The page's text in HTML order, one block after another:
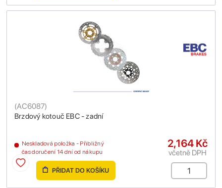
Brzdový kotouč EBC - zadní
(AC6087)
Neskladová položka - Přibližný
čas doručení 14 dní od nákupu
2,164 Kč
včetně DPH
PŘIDAT DO KOŠÍKU